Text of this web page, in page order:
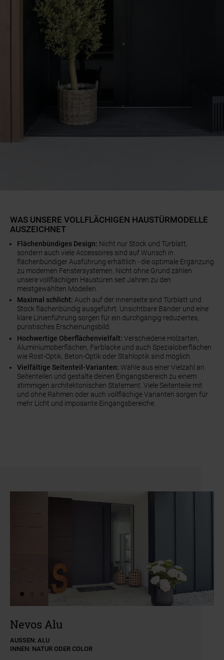
WAS UNSERE VOLLFLÄCHIGEN HAUSTÜRMODELLE
AUSZEICHNET
Flächenbündiges Design: Nicht nur Stock und Türblatt,
sondern auch viele Accessoires sind auf Wunsch in
flächenbündiger Ausführung erhältlich - die optimale Ergänzung
zu modernen Fenstersystemen. Nicht ohne Grund zählen
unsere vollflächigen Haustüren seit Jahren zu den
meistgewählten Modellen.
Maximal schlicht: Auch auf der Innenseite sind Türblatt und
Stock flächenbündig ausgeführt. Unsichtbare Bänder und eine
klare Linienführung sorgen für ein durchgängig reduziertes,
puristisches Erscheinungsbild.
Hochwertige Oberflächenvielfalt: Verschiedene Holzarten,
Aluminiumoberflächen, Farblacke und auch Spezialoberflächen
wie Rost-Optik, Beton-Optik oder Stahloptik sind möglich.
Vielfältige Seitenteil-Varianten: Wähle aus einer Vielzahl an
Seitenteilen und gestalte deinen Eingangsbereich zu einem
stimmigen architektonischen Statement. Viele Seitenteile mit
und ohne Rahmen oder auch vollflächige Varianten sorgen für
mehr Licht und imposante Eingangsbereiche.
Nevos Alu
AUSSEN: ALU
INNEN: NATUR ODER COLOR